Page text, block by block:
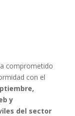
comprometido
con el
y
del sector